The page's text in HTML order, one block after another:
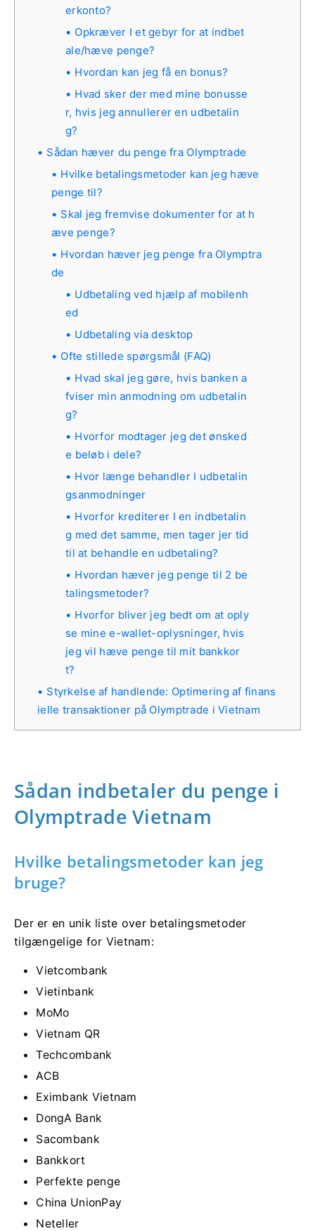
erkonto?
Opkræver I et gebyr for at indbet
ale/hæve penge?
Hvordan kan jeg få en bonus?
Hvad sker der med mine bonusse
r, hvis jeg annullerer en udbetalin
g?
Sådan hæver du penge fra Olymptrade
Hvilke betalingsmetoder kan jeg hæve
penge til?
Skal jeg fremvise dokumenter for at h
æve penge?
Hvordan hæver jeg penge fra Olymptra
de
Udbetaling ved hjælp af mobilenh
ed
Udbetaling via desktop
Ofte stillede spørgsmål (FAQ)
Hvad skal jeg gøre, hvis banken a
fviser min anmodning om udbetalin
g?
Hvorfor modtager jeg det ønsked
e beløb i dele?
Hvor længe behandler I udbetalin
gsanmodninger
Hvorfor krediterer I en indbetalin
g med det samme, men tager jer tid
til at behandle en udbetaling?
Hvordan hæver jeg penge til 2 be
talingsmetoder?
Hvorfor bliver jeg bedt om at oply
se mine e-wallet-oplysninger, hvis
jeg vil hæve penge til mit bankkor
t?
Styrkelse af handlende: Optimering af finans
ielle transaktioner på Olymptrade i Vietnam
Sådan indbetaler du penge i
Olymptrade Vietnam
Hvilke betalingsmetoder kan jeg
bruge?
Der er en unik liste over betalingsmetoder
tilgængelige for Vietnam:
Vietcombank
Vietinbank
MoMo
Vietnam QR
Techcombank
ACB
Eximbank Vietnam
DongA Bank
Sacombank
Bankkort
Perfekte penge
China UnionPay
Neteller